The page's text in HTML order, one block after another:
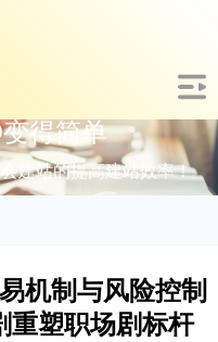
得简单
建站的提高建站效率！
机制与风险控制
重塑职场剧标杆